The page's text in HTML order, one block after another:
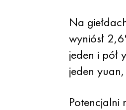
Na
wyniósł
jeden i pół
jeden
Potencjalni